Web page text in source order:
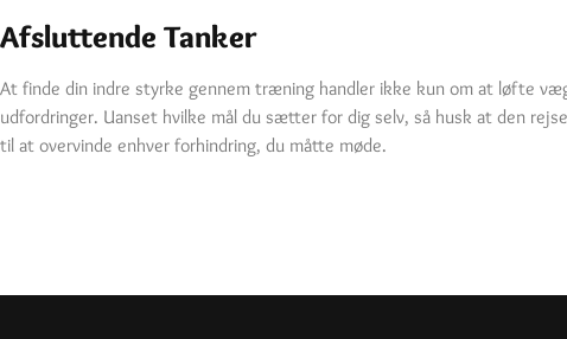
Afsluttende Tanker
At finde din indre styrke gennem træning handler ikke kun om at løfte
udfordringer. Uanset hvilke mål du sætter for dig selv, så husk at den
til at overvinde enhver forhindring, du måtte møde.